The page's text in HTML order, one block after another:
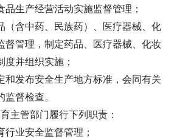
品生产经营活动实施监督管理；
（含中药、民族药）、医疗器械、化
督管理，制定药品、医疗器械、化妆
度并组织实施；
和发布安全生产地方标准，会同有关
督检查。
主管部门履行下列职责：
行业安全监督管理；